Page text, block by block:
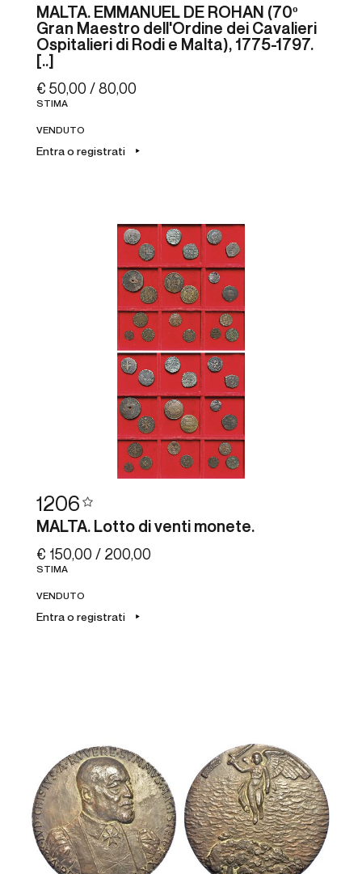
MALTA. EMMANUEL DE ROHAN (70º
Gran Maestro dell'Ordine dei Cavalieri
Ospitalieri di Rodi e Malta), 1775-1797.
[..]
€ 50,00 / 80,00
STIMA
VENDUTO
Entra o registrati
1206
MALTA. Lotto di venti monete.
€ 150,00 / 200,00
STIMA
VENDUTO
Entra o registrati